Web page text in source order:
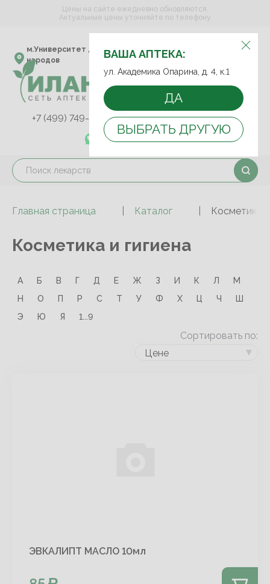
ВЫБЕРИТЕ АПТЕКУ:
м.Университет дружбы
народов
ул. Академика Опарина,
д. 4, к.1
ВАША АПТЕКА:
ул. Академика Опарина, д. 4, к.1
ДА
ВЫБРАТЬ ДРУГУЮ
Цены на сайте ежедневно обновляются.
Актуальные цены уточняйте по телефону
+7 (499) 749-75-92
+7 (499) 749-74-89
+7 (989) 579-78-73
Главная страница Каталог Косметика
Косметика и гигиена
А Б В Г Д Е Ж З И К Л
М
Н
О П Р С Т У Ф Х Ц Ч
Ш
Э
Ю Я 1...9
Сортировать по:
Цене
ЭВКАЛИПТ МАСЛО 10мл